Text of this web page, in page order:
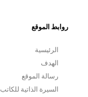
روابط الموقع
الرئيسية
الهدف
رسالة الموقع
السيرة الذاتية للكاتب